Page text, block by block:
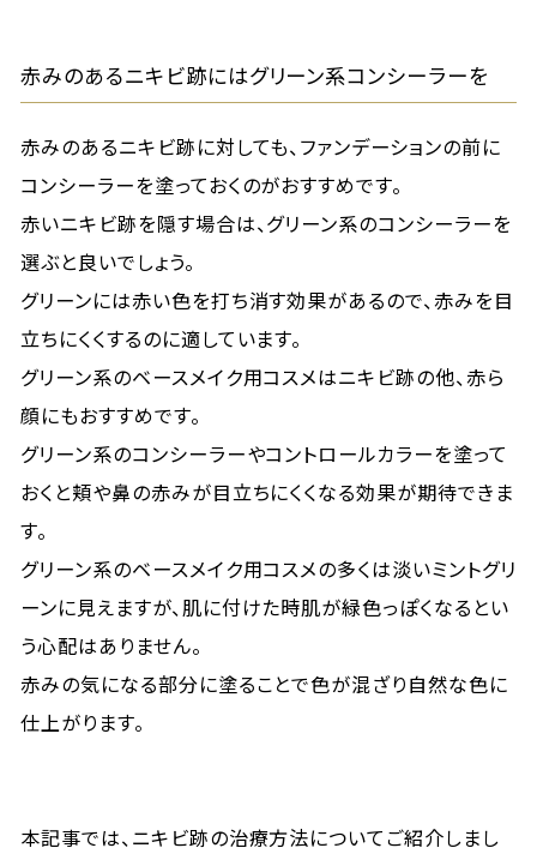
赤みのあるニキビ跡にはグリーン系コンシーラーを
赤みのあるニキビ跡に対しても、ファンデーションの前に
コンシーラーを塗っておくのがおすすめです。
赤いニキビ跡を隠す場合は、グリーン系のコンシーラーを
選ぶと良いでしょう。
グリーンには赤い色を打ち消す効果があるので、赤みを目
立ちにくくするのに適しています。
グリーン系のベースメイク用コスメはニキビ跡の他、赤ら
顔にもおすすめです。
グリーン系のコンシーラーやコントロールカラーを塗って
おくと頬や鼻の赤みが目立ちにくくなる効果が期待できま
す。
グリーン系のベースメイク用コスメの多くは淡いミントグリ
ーンに見えますが、肌に付けた時肌が緑色っぽくなるとい
う心配はありません。
赤みの気になる部分に塗ることで色が混ざり自然な色に
仕上がります。
本記事では、ニキビ跡の治療方法についてご紹介しまし